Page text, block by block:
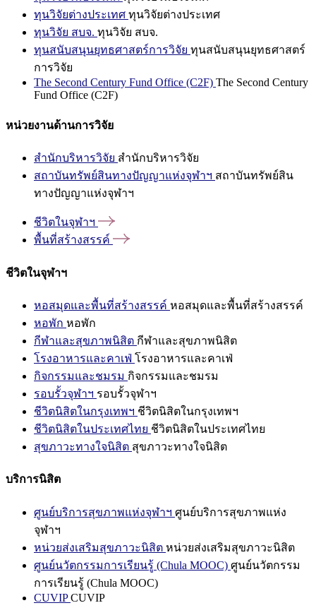
ทุนวิจัยต่างประเทศ ทุนวิจัยต่างประเทศ
ทุนวิจัย สบจ. ทุนวิจัย สบจ.
ทุนสนับสนุนยุทธศาสตร์การวิจัย ทุนสนับสนุนยุทธศาสตร์
การวิจัย
The Second Century Fund Office (C2F) The Second Century
Fund Office (C2F)
หน่วยงานด้านการวิจัย
สำนักบริหารวิจัย สำนักบริหารวิจัย
สถาบันทรัพย์สินทางปัญญาแห่งจุฬาฯ สถาบันทรัพย์สิน
ทางปัญญาแห่งจุฬาฯ
ชีวิตในจุฬาฯ
พื้นที่สร้างสรรค์
ชีวิตในจุฬาฯ
หอสมุดและพื้นที่สร้างสรรค์ หอสมุดและพื้นที่สร้างสรรค์
หอพัก หอพัก
กีฬาและสุขภาพนิสิต กีฬาและสุขภาพนิสิต
โรงอาหารและคาเฟ่ โรงอาหารและคาเฟ่
กิจกรรมและชมรม กิจกรรมและชมรม
รอบรั้วจุฬาฯ รอบรั้วจุฬาฯ
ชีวิตนิสิตในกรุงเทพฯ ชีวิตนิสิตในกรุงเทพฯ
ชีวิตนิสิตในประเทศไทย ชีวิตนิสิตในประเทศไทย
สุขภาวะทางใจนิสิต สุขภาวะทางใจนิสิต
บริการนิสิต
ศูนย์บริการสุขภาพแห่งจุฬาฯ ศูนย์บริการสุขภาพแห่ง
จุฬาฯ
หน่วยส่งเสริมสุขภาวะนิสิต หน่วยส่งเสริมสุขภาวะนิสิต
ศูนย์นวัตกรรมการเรียนรู้ (Chula MOOC) ศูนย์นวัตกรรม
การเรียนรู้ (Chula MOOC)
CUVIPCUVIP